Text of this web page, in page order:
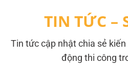
TIN TỨC –
Tin tức cập nhật chia sẻ
động thi công